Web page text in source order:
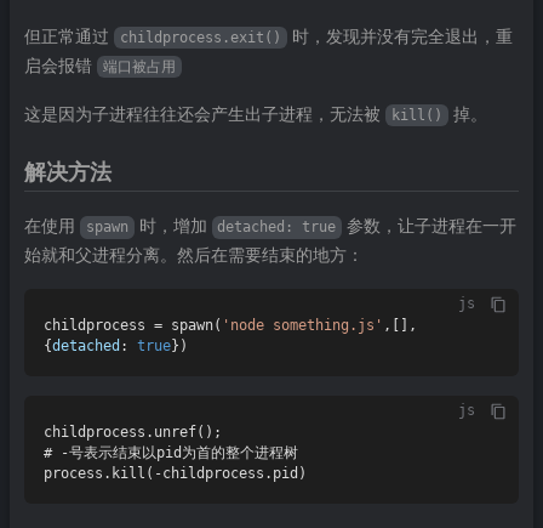
但正常通过 childprocess.exit() 时，发现并没有完全退出，重
启会报错
端口被占用
这是因为子进程往往还会产生出子进程，无法被 kill() 掉。
解决方法
在使用 spawn 时，增加 detached: true
参数，让子进程在一开
始就和父进程分离。然后在需要结束的地方：
js
childprocess = spawn( 'node something.js' ,[],
{detached : true
js
childprocess. unref();
# -号表示结束以pid为首的整个进程树
process. kill (-childprocess. pid